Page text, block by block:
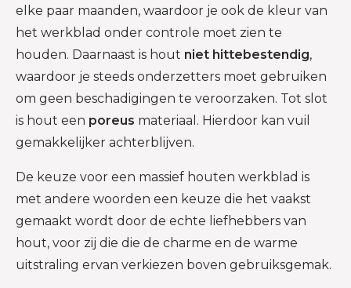
elke paar maanden, waardoor je ook de kleur van
het werkblad onder controle moet zien te
houden. Daarnaast is hout niet hittebestendig,
waardoor je steeds onderzetters moet gebruiken
om geen beschadigingen te veroorzaken. Tot slot
is hout een poreus materiaal. Hierdoor kan vuil
gemakkelijker achterblijven.
De keuze voor een massief houten werkblad is
met andere woorden een keuze die het vaakst
gemaakt wordt door de echte liefhebbers van
hout, voor zij die die de charme en de warme
uitstraling ervan verkiezen boven gebruiksgemak.